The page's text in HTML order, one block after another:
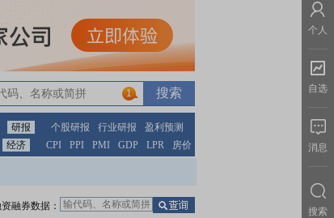
1
研报 个股研报 行业研报
盈利预测
经济 CPI PPI PMI GDP LPR 房价
融券数据：
个人
自选
消息
搜索